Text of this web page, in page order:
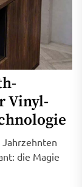
Vinyl-
die Magie